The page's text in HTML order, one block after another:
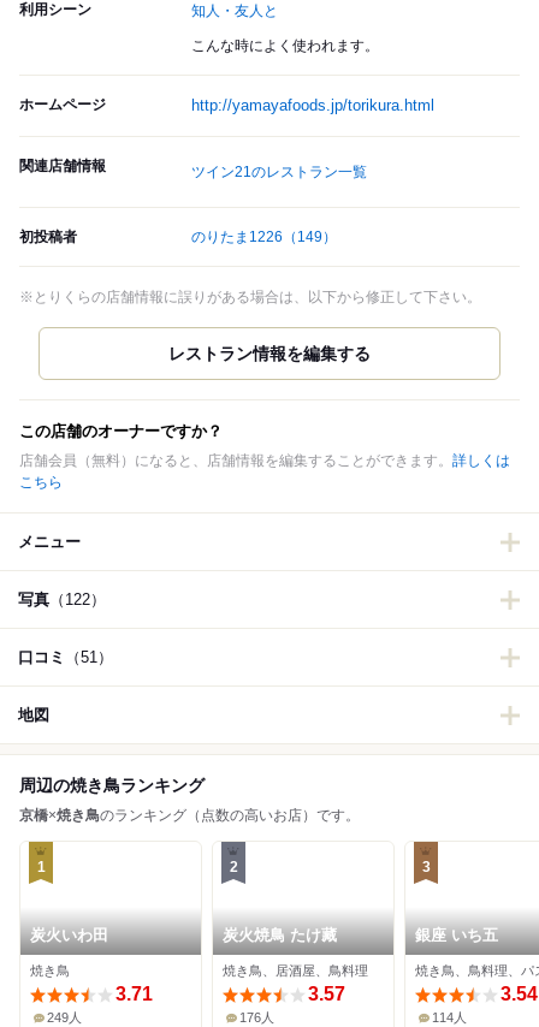
利用シーン 知人・友人と
こんな時によく使われます。
ホームページ http://yamayafoods.jp/torikura.html
関連店舗情報 ツイン21のレストラン一覧
初投稿者 のりたま1226 （149）
※とりくらの店舗情報に誤りがある場合は、以下から修正して下さい。
この店舗のオーナーですか？
店舗会員（無料）になると、店舗情報を編集することができます。 詳しくは
こちら
メニュー
写真 （122）
口コミ （51）
地図
周辺の焼き鳥ランキング
京橋×焼き鳥のランキング（点数の高いお店）です。
1
炭火いわ田
焼き鳥
3.71
249人
2
炭火焼鳥 たけ藏
焼き鳥、居酒屋、鳥料理
3.57
176人
3
銀座 いち五
焼き鳥、鳥料理、パ
3.54
114人